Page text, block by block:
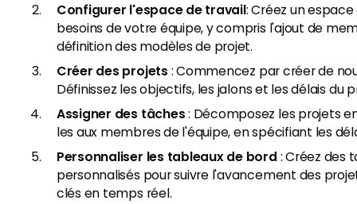
Configurer l'espace de travail: Créez un
besoins de votre équipe, y compris l'ajout de
définition des modèles de projet.
Créer des projets : Commencez par créer de
Définissez les objectifs, les jalons et les délais du
Assigner des tâches: Décomposez les projets
les aux membres de l'équipe, en spécifiant les
Personnaliser les tableaux de bord : Créez des
personnalisés pour suivre l'avancement des
clés en temps réel.